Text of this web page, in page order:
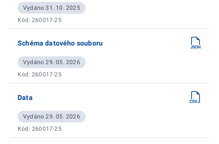
Vydáno 31. 10. 2025
Kód: 260017-25
Schéma datového souboru
Vydáno 29. 05. 2026
Kód: 260017-25
Data
Vydáno 29. 05. 2026
Kód: 260017-25